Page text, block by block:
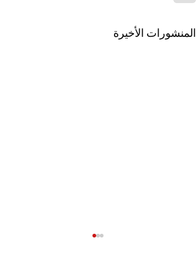
المنشورات الأخيرة